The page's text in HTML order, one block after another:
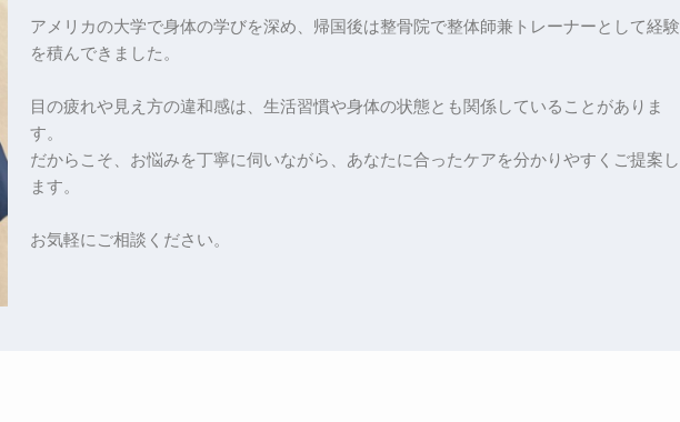
アメリカの大学で身体の学びを深め、帰国後は整骨院で整体師兼トレーナーとして経験
を積んできました。
目の疲れや見え方の違和感は、生活習慣や身体の状態とも関係していることがありま
す。
だからこそ、お悩みを丁寧に伺いながら、あなたに合ったケアを分かりやすくご提案し
ます。
お気軽にご相談ください。